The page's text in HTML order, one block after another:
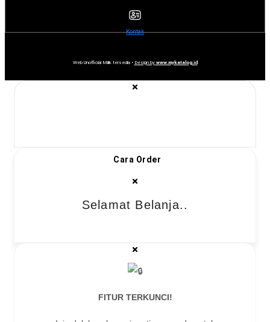
Kontak
Web Unofficial Milik tersedia • Design by www.mykatalog.id
Cara Order
Selamat Belanja..
FITUR TERKUNCI!